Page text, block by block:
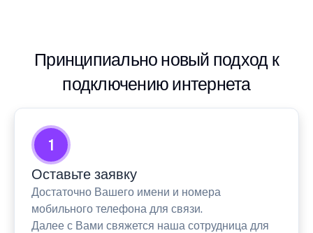
Принципиально новый подход к
подключению интернета
1
Оставьте заявку
Достаточно Вашего имени и номера
мобильного телефона для связи.
Далее с Вами свяжется наша сотрудница для